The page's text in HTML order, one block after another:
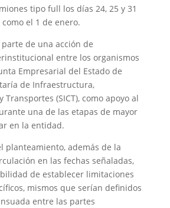
tipo full los días 24, 25 y 31
el 1 de enero.
de una acción de
entre los organismos
Empresarial del Estado de
de Infraestructura,
Transportes (SICT), como apoyo al
una de las etapas de mayor
en la entidad.
planteamiento, además de la
en las fechas señaladas,
de establecer limitaciones
mismos que serían definidos
entre las partes